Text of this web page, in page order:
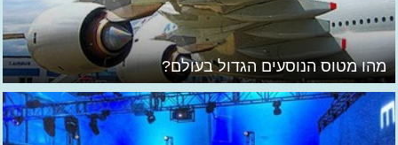
מהו מטוס הנוסעים הגדול בעולם?